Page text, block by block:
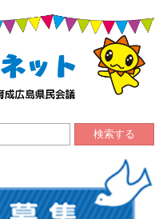
検索する